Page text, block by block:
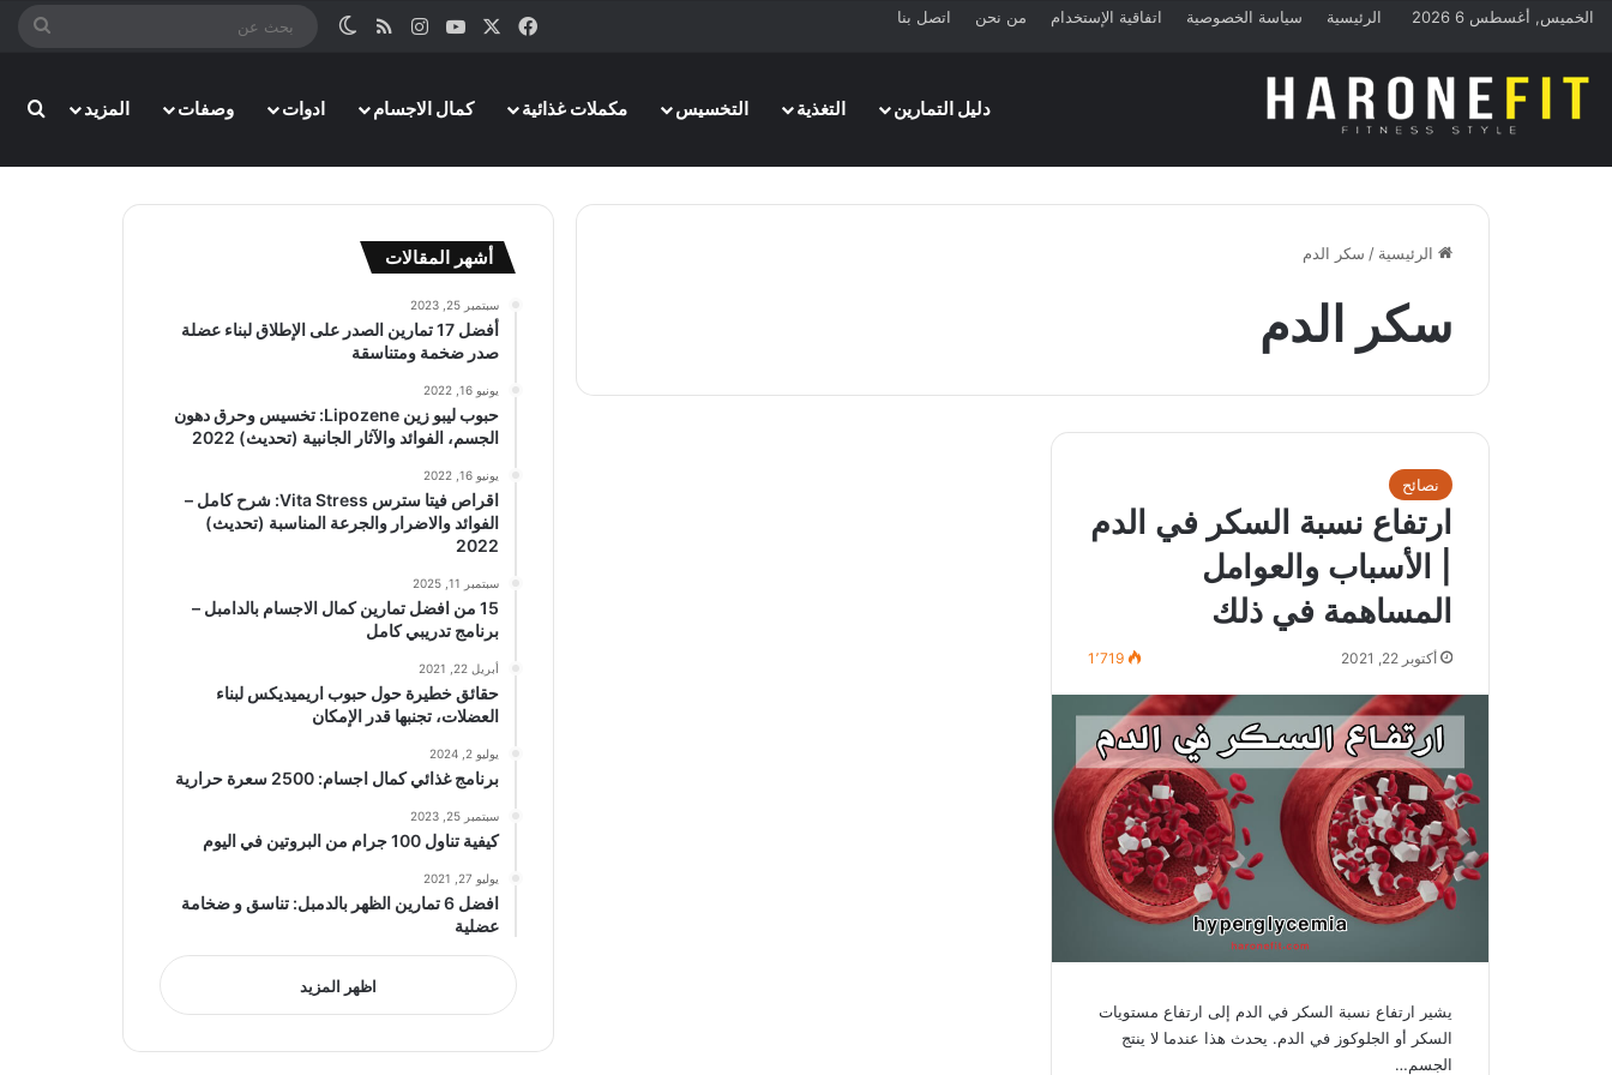
الخميس, أغسطس 6 2026 الرئيسية سياسة الخصوصية اتفاقية الإستخدام من نحن اتصل بنا فيسبوك ‫YouTubeانستقرامملخص الموقع RSS
الوضع المظلم
دليل التمارين
التغذية التخسيس مكملات غذائية كمال الاجسام ادوات وصفات المزيد
الرئيسية / سكر الدم
سكر الدم
نصائح
ارتفاع نسبة السكر في الدم
| الأسباب والعوامل
المساهمة في ذلك
أكتوبر 22, 2021 1٬719
يشير ارتفاع نسبة السكر في الدم إلى ارتفاع مستويات
السكر أو الجلوكوز في الدم. يحدث هذا عندما لا ينتج
الجسم…
أشهر المقالات
سبتمبر 25, 2023
أفضل 17 تمارين الصدر على الإطلاق لبناء عضلة
صدر ضخمة ومتناسقة
يونيو 16, 2022
حبوب ليبو زين Lipozene: تخسيس وحرق دهون
الجسم، الفوائد والآثار الجانبية (تحديث) 2022
يونيو 16, 2022
اقراص فيتا سترس Vita Stress: شرح كامل –
الفوائد والاضرار والجرعة المناسبة (تحديث)
2022
سبتمبر 11, 2025
15 من افضل تمارين كمال الاجسام بالدامبل –
برنامج تدريبي كامل
أبريل 22, 2021
حقائق خطيرة حول حبوب اريميديكس لبناء
العضلات، تجنبها قدر الإمكان
يوليو 2, 2024
برنامج غذائي كمال اجسام: 2500 سعرة حرارية
سبتمبر 25, 2023
كيفية تناول 100 جرام من البروتين في اليوم
يوليو 27, 2021
افضل 6 تمارين الظهر بالدمبل: تناسق و ضخامة
عضلية
اظهر المزيد